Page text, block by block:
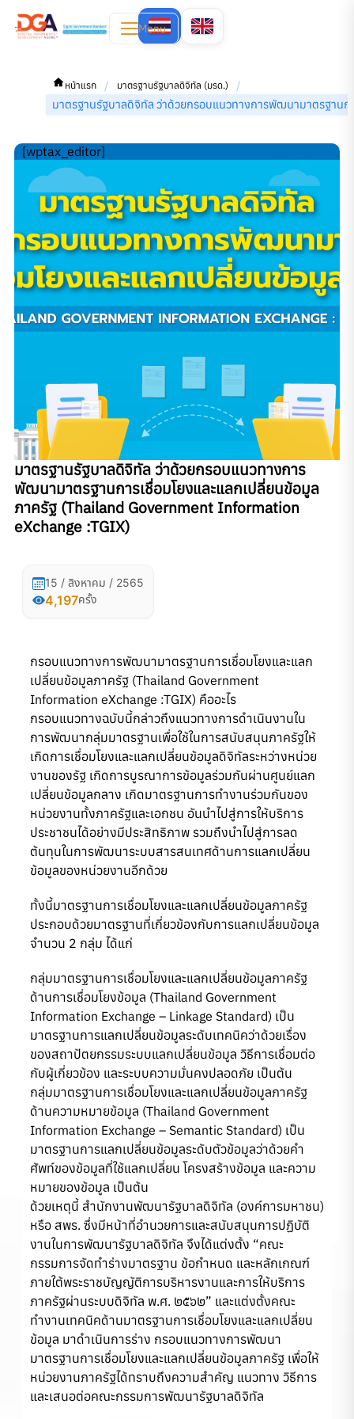
Menu
หน้าแรก / มาตรฐานรัฐบาลดิจิทัล (มรด.)
/
มาตรฐานรัฐบาลดิจิทัล ว่าด้วยกรอบแนวทางการพัฒนามาตรฐาน
[wptax_editor]
มาตรฐานรัฐบาลดิจิทัล ว่าด้วยกรอบแนวทางการ
พัฒนามาตรฐานการเชื่อมโยงและแลกเปลี่ยนข้อมูล
ภาครัฐ (Thailand Government Information
eXchange :TGIX)
15 / สิงหาคม / 2565
4,197ครั้ง
กรอบแนวทางการพัฒนามาตรฐานการเชื่อมโยงและแลก
เปลี่ยนข้อมูลภาครัฐ (Thailand Government
Information eXchange :TGIX) คืออะไร
กรอบแนวทางฉบับนี้กล่าวถึงแนวทางการดำเนินงานใน
การพัฒนากลุ่มมาตรฐานเพื่อใช้ในการสนับสนุนภาครัฐให้
เกิดการเชื่อมโยงและแลกเปลี่ยนข้อมูลดิจิทัลระหว่างหน่วย
งานของรัฐ เกิดการบูรณาการข้อมูลร่วมกันผ่านศูนย์แลก
เปลี่ยนข้อมูลกลาง เกิดมาตรฐานการทำงานร่วมกันของ
หน่วยงานทั้งภาครัฐและเอกชน อันนำไปสู่การให้บริการ
ประชาชนได้อย่างมีประสิทธิภาพ รวมถึงนำไปสู่การลด
ต้นทุนในการพัฒนาระบบสารสนเทศด้านการแลกเปลี่ยน
ข้อมูลของหน่วยงานอีกด้วย
ทั้งนี้มาตรฐานการเชื่อมโยงและแลกเปลี่ยนข้อมูลภาครัฐ
ประกอบด้วยมาตรฐานที่เกี่ยวข้องกับการแลกเปลี่ยนข้อมูล
จำนวน 2 กลุ่ม ได้แก่
กลุ่มมาตรฐานการเชื่อมโยงและแลกเปลี่ยนข้อมูลภาครัฐ
ด้านการเชื่อมโยงข้อมูล (Thailand Government
Information Exchange – Linkage Standard) เป็น
มาตรฐานการแลกเปลี่ยนข้อมูลระดับเทคนิคว่าด้วยเรื่อง
ของสถาปัตยกรรมระบบแลกเปลี่ยนข้อมูล วิธีการเชื่อมต่อ
กับผู้เกี่ยวข้อง และระบบความมั่นคงปลอดภัย เป็นต้น
กลุ่มมาตรฐานการเชื่อมโยงและแลกเปลี่ยนข้อมูลภาครัฐ
ด้านความหมายข้อมูล (Thailand Government
Information Exchange – Semantic Standard) เป็น
มาตรฐานการแลกเปลี่ยนข้อมูลระดับตัวข้อมูลว่าด้วยคำ
ศัพท์ของข้อมูลที่ใช้แลกเปลี่ยน โครงสร้างข้อมูล และความ
หมายของข้อมูล เป็นต้น
ด้วยเหตุนี้ สำนักงานพัฒนารัฐบาลดิจิทัล (องค์การมหาชน)
หรือ สพร. ซึ่งมีหน้าที่อำนวยการและสนับสนุนการปฏิบัติ
งานในการพัฒนารัฐบาลดิจิทัล จึงได้แต่งตั้ง “คณะ
กรรมการจัดทำร่างมาตรฐาน ข้อกำหนด และหลักเกณฑ์
ภายใต้พระราชบัญญัติการบริหารงานและการให้บริการ
ภาครัฐผ่านระบบดิจิทัล พ.ศ. ๒๕๖๒” และแต่งตั้งคณะ
ทำงานเทคนิคด้านมาตรฐานการเชื่อมโยงและแลกเปลี่ยน
ข้อมูล มาดำเนินการร่าง กรอบแนวทางการพัฒนา
มาตรฐานการเชื่อมโยงและแลกเปลี่ยนข้อมูลภาครัฐ เพื่อให้
หน่วยงานภาครัฐได้ทราบถึงความสำคัญ แนวทาง วิธีการ
และเสนอต่อคณะกรรมการพัฒนารัฐบาลดิจิทัล